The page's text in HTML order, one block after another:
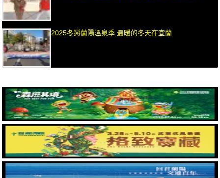
2025冬戀蘭陽溫泉季 最暖的冬天在宜蘭